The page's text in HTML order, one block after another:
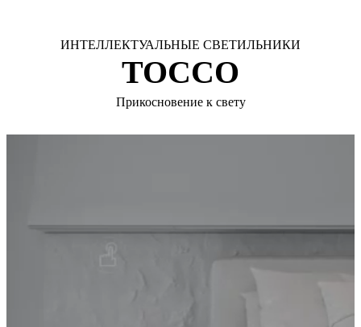
ИНТЕЛЛЕКТУАЛЬНЫЕ СВЕТИЛЬНИКИ
TOCCO
Прикосновение к свету